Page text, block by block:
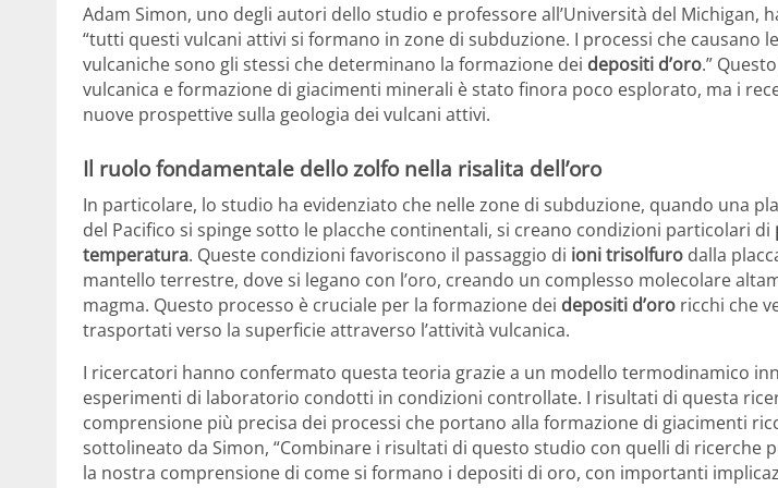
Adam Simon, uno degli autori dello studio e professore all’Università del Michigan,
“tutti questi vulcani attivi si formano in zone di subduzione. I processi che causano
vulcaniche sono gli stessi che determinano la formazione dei depositi d’oro.”
vulcanica e formazione di giacimenti minerali è stato finora poco esplorato, ma i
nuove prospettive sulla geologia dei vulcani attivi.
Il ruolo fondamentale dello zolfo nella risalita dell’oro
In particolare, lo studio ha evidenziato che nelle zone di subduzione, quando una
del Pacifico si spinge sotto le placche continentali, si creano condizioni particolari di
temperatura. Queste condizioni favoriscono il passaggio di ioni trisolfuro dalla
mantello terrestre, dove si legano con l’oro, creando un complesso molecolare
magma. Questo processo è cruciale per la formazione dei depositi d’oro ricchi che
trasportati verso la superficie attraverso l’attività vulcanica.
I ricercatori hanno confermato questa teoria grazie a un modello termodinamico
esperimenti di laboratorio condotti in condizioni controllate. I risultati di questa
comprensione più precisa dei processi che portano alla formazione di giacimenti
sottolineato da Simon, “Combinare i risultati di questo studio con quelli di ricerche
la nostra comprensione di come si formano i depositi di oro, con importanti